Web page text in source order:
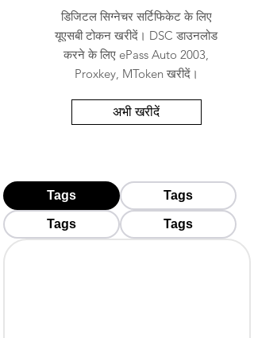
डिजिटल सिग्नेचर सर्टिफिकेट के लिए
यूएसबी टोकन खरीदें। DSC डाउनलोड
करने के लिए ePass Auto 2003,
Proxkey, MToken खरीदें।
अभी खरीदें
Tags Tags
Tags Tags